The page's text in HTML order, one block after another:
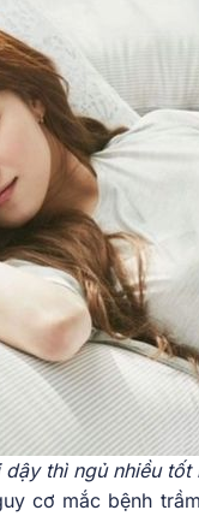
dậy thì ngủ nhiều tốt
cơ mắc bệnh